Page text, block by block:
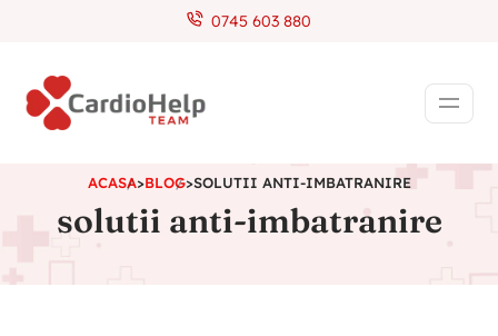
0745 603 880
ACASA>BLOG>SOLUTII ANTI-IMBATRANIRE
solutii anti-imbatranire